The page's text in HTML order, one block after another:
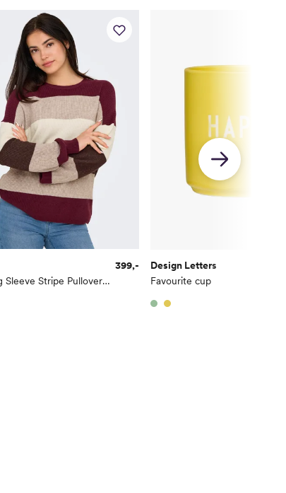
Atia Long Sleeve Stripe Pullover Knit
399,-
Design Letters
Favourite cup